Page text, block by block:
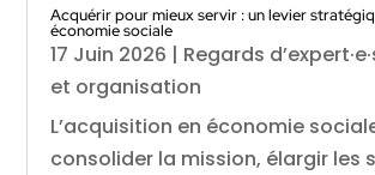
Acquérir pour mieux servir : un levier
économie sociale
17 Juin 2026 | Regards
et organisation
L’acquisition en économie
consolider la mission, élargir les